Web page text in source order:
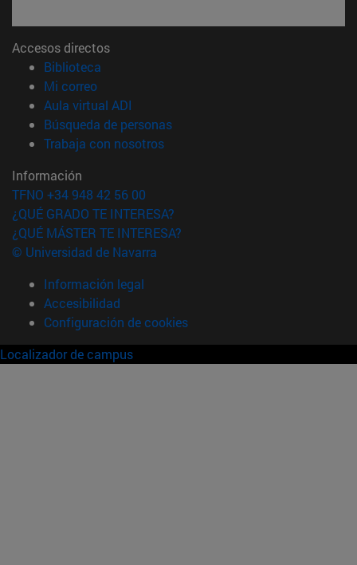
Accesos directos
Biblioteca
Mi correo(abre en nueva ventana)
Aula virtual ADI
Búsqueda de personas(abre en nueva ventana)
Trabaja con nosotros(abre en nueva ventana)
Información
TFNO +34 948 42 56 00
¿QUÉ GRADO TE INTERESA?
¿QUÉ MÁSTER TE INTERESA?
© Universidad de Navarra
Información legal
Accesibilidad
Configuración de cookies
Localizador de campus